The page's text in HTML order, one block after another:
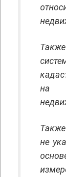
на
не